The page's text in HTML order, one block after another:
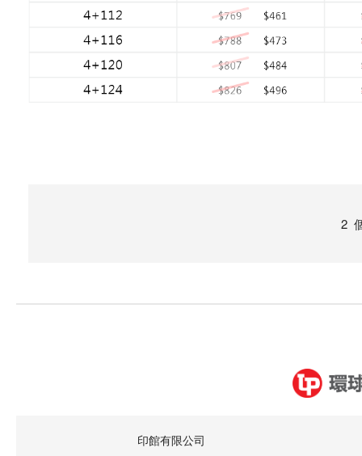
2
印館有限公司